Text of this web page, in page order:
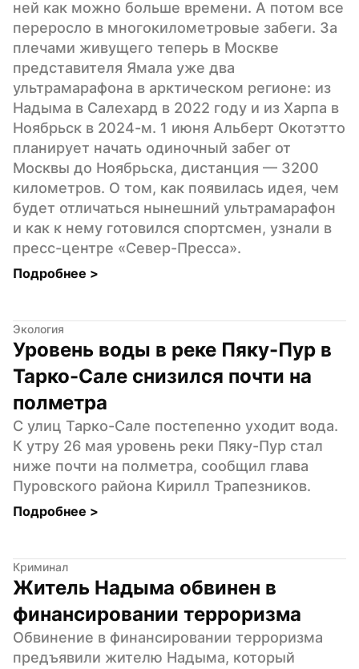
ней как можно больше времени. А потом все
переросло в многокилометровые забеги. За
плечами живущего теперь в Москве
представителя Ямала уже два
ультрамарафона в арктическом регионе: из
Надыма в Салехард в 2022 году и из Харпа в
Ноябрьск в 2024-м. 1 июня Альберт Окотэтто
планирует начать одиночный забег от
Москвы до Ноябрьска, дистанция — 3200
километров. О том, как появилась идея, чем
будет отличаться нынешний ультрамарафон
и как к нему готовился спортсмен, узнали в
пресс-центре «Север-Пресса».
Подробнее >
Экология
Уровень воды в реке Пяку-Пур в
Тарко-Сале снизился почти на
полметра
С улиц Тарко-Сале постепенно уходит вода.
К утру 26 мая уровень реки Пяку-Пур стал
ниже почти на полметра, сообщил глава
Пуровского района Кирилл Трапезников.
Подробнее >
Криминал
Житель Надыма обвинен в
финансировании терроризма
Обвинение в финансировании терроризма
предъявили жителю Надыма, который